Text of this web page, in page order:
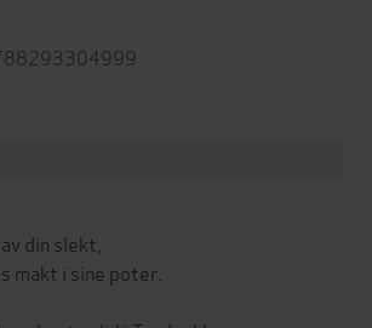
din slekt,
makt i sine poter.